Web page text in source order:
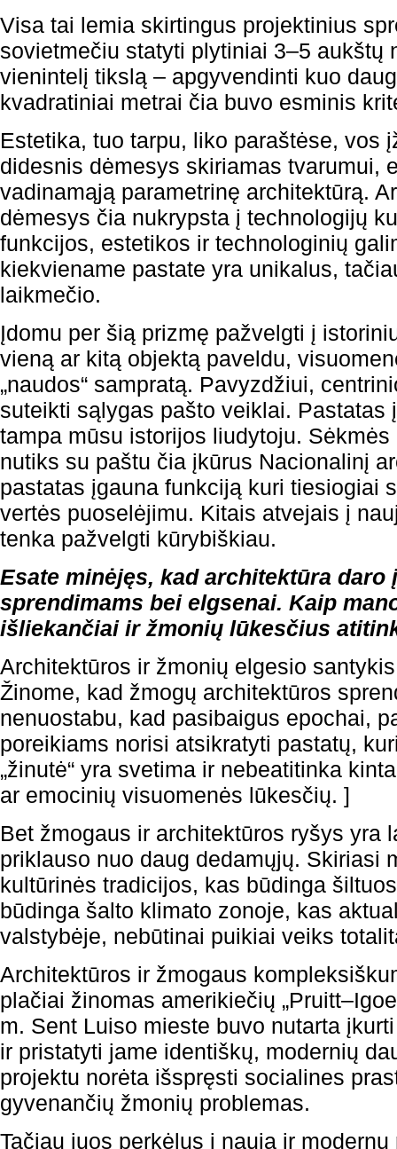
Visa tai lemia skirtingus projektinius
sovietmečiu statyti plytiniai 3–5 aukštų
vienintelį tikslą – apgyvendinti kuo
kvadratiniai metrai čia buvo esminis
Estetika, tuo tarpu, liko paraštėse, vos
didesnis dėmesys skiriamas tvarumui,
vadinamąją parametrinę architektūrą.
dėmesys čia nukrypsta į technologijų
funkcijos, estetikos ir technologinių
kiekviename pastate yra unikalus,
laikmečio.
Įdomu per šią prizmę pažvelgti į
vieną ar kitą objektą paveldu,
„naudos“ sampratą. Pavyzdžiui,
suteikti sąlygas pašto veiklai. Pastatas
tampa mūsu istorijos liudytoju.
nutiks su paštu čia įkūrus Nacionalinį
pastatas įgauna funkciją kuri tiesiogiai
vertės puoselėjimu. Kitais atvejais į
tenka pažvelgti kūrybiškiau.
Esate minėjęs, kad architektūra daro
sprendimams bei elgsenai. Kaip
išliekančiai ir žmonių lūkesčius
Architektūros ir žmonių elgesio
Žinome, kad žmogų architektūros
nenuostabu, kad pasibaigus epochai,
poreikiams norisi atsikratyti pastatų,
„žinutė“ yra svetima ir nebeatitinka
ar emocinių visuomenės lūkesčių. ]
Bet žmogaus ir architektūros ryšys yra
priklauso nuo daug dedamųjų. Skiriasi
kultūrinės tradicijos, kas būdinga
būdinga šalto klimato zonoje, kas
valstybėje, nebūtinai puikiai veiks
Architektūros ir žmogaus
plačiai žinomas amerikiečių
m. Sent Luiso mieste buvo nutarta
ir pristatyti jame identiškų, modernių
projektu norėta išspręsti socialines
gyvenančių žmonių problemas.
Tačiau juos perkėlus į naują ir